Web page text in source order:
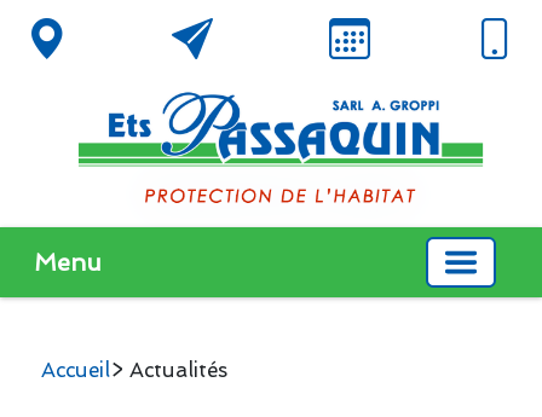
Menu
Accueil> Actualités